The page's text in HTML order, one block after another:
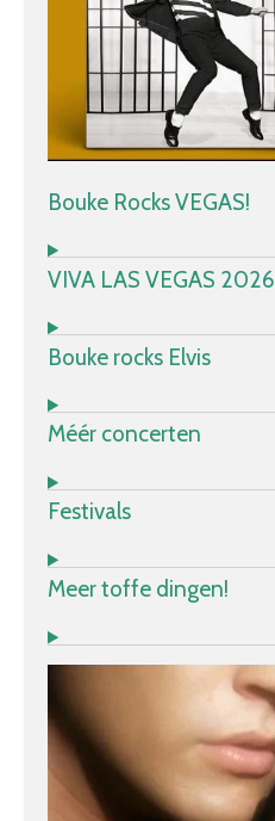
Bouke Rocks VEGAS!
VIVA LAS VEGAS 2026
Bouke rocks Elvis
Méér concerten
Festivals
Meer toffe dingen!